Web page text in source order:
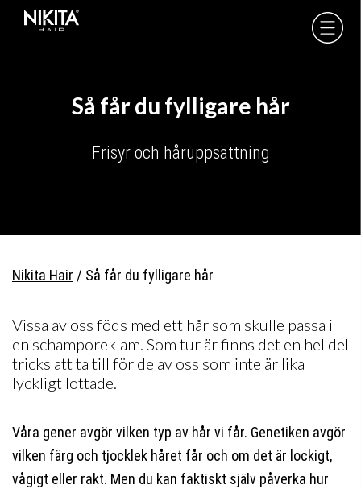
Skip
Skip
Skip
Så får du fylligare hår
Frisyr och håruppsättning
Nikita Hair / Så får du fylligare hår
Vissa av oss föds med ett hår som skulle passa i
en schamporeklam. Som tur är finns det en hel del
tricks att ta till för de av oss som inte är lika
lyckligt lottade.
Våra gener avgör vilken typ av hår vi får. Genetiken avgör
vilken färg och tjocklek håret får och om det är lockigt,
vågigt eller rakt. Men du kan faktiskt själv påverka hur